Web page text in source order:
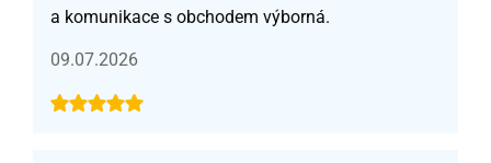
a komunikace s obchodem výborná.
09.07.2026